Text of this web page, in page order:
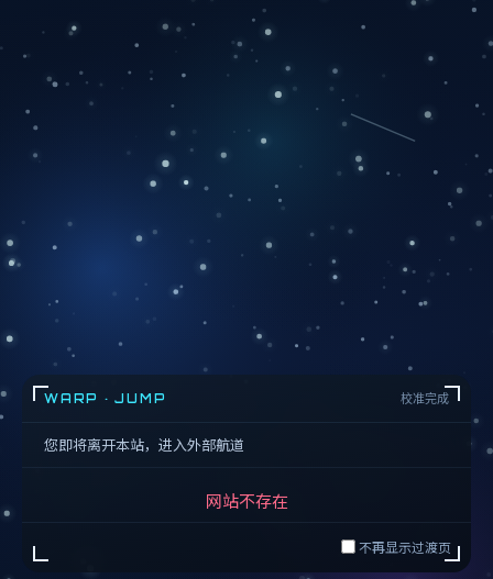
WARP · JUMP 校准完成
您即将离开本站，进入外部航道
网站不存在
不再显示过渡页